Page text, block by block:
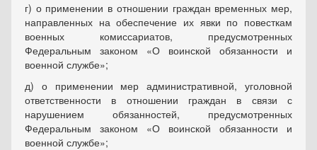
г) о применении в отношении граждан временных мер,
направленных на обеспечение их явки по повесткам
военных комиссариатов, предусмотренных
Федеральным законом «О воинской обязанности и
военной службе»;
д) о применении мер административной, уголовной
ответственности в отношении граждан в связи с
нарушением обязанностей, предусмотренных
Федеральным законом «О воинской обязанности и
военной службе»;